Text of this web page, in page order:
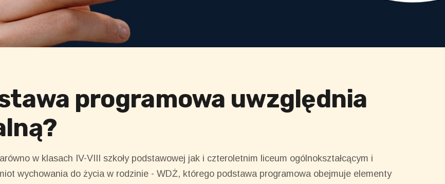
programowa uwzględnia
w klasach IV-VIII szkoły podstawowej jak i czteroletnim liceum ogólnokształcącym i
wychowania do życia w rodzinie - WDŻ, którego podstawa programowa obejmuje elementy